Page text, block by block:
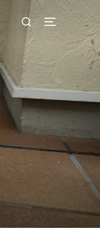
サイドバー